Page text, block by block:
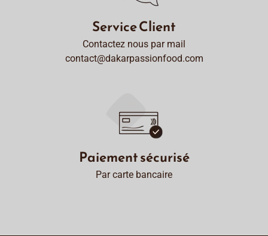
Service Client
Contactez nous par mail
contact@dakarpassionfood.com
Paiement sécurisé
Par carte bancaire